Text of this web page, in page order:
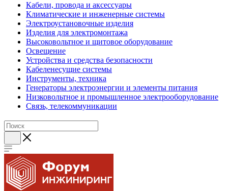
Кабели, провода и аксессуары
Климатические и инженерные системы
Электроустановочные изделия
Изделия для электромонтажа
Высоковольтное и щитовое оборудование
Освещение
Устройства и средства безопасности
Кабеленесущие системы
Инструменты, техника
Генераторы электроэнергии и элементы питания
Низковольтное и промышленное электрооборудование
Связь, телекоммуникации